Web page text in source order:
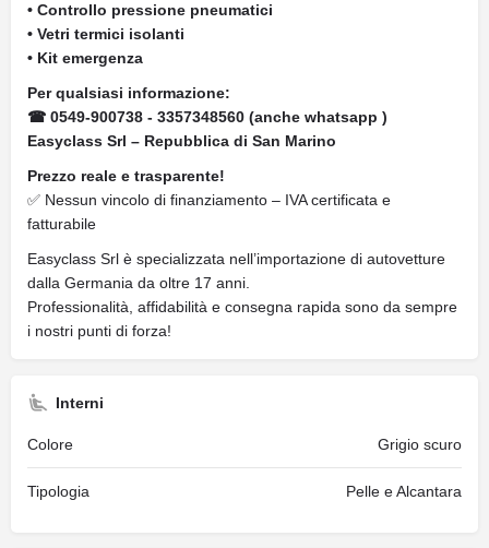
• Controllo pressione pneumatici
• Vetri termici isolanti
• Kit emergenza
Per qualsiasi informazione:
☎ 0549-900738 - 3357348560 (anche whatsapp )
Easyclass Srl – Repubblica di San Marino
Prezzo reale e trasparente!
✅ Nessun vincolo di finanziamento – IVA certificata e
fatturabile
Easyclass Srl è specializzata nell’importazione di autovetture
dalla Germania da oltre 17 anni.
Professionalità, affidabilità e consegna rapida sono da sempre
i nostri punti di forza!
Interni
Colore Grigio scuro
Tipologia Pelle e Alcantara